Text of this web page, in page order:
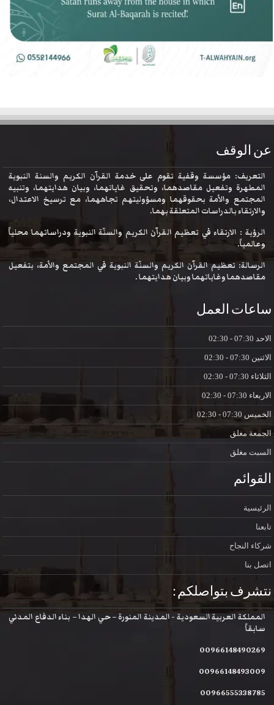
عن الوقف
التعريف: مؤسسة وقفية تقوم على خدمة القرآن الكريم والسنة النبوية
المطهرة وتفعيل مقاصدهما، وتحقيق غاياتهما، وبيان هدايتهما، وتنبيه
المجتمع والأمة بحقوقهما ومسؤوليتهم تجاههما، مع ترسيخ الاعتدال،
والارتقاء بالدراسات المتعلقة بهما.
الرؤية : الارتقاء في تعظيم القرآن الكريم والسنّة النبوية ودراساتهما محلياً
وعالمياً.
الرسالة: تعظيم القرآن الكريم والسنّة النبوية في المجتمع والأمة، بتفعيل
مقاصدهما وغاياتهما وبيان هدايتهما .
ساعات العمل
الاحد
الاثنين
الثلاثاء
الاربعاء
الخميس
الجمعة مغلق
السبت مغلق
القوائم
الرئيسية
تابعنا
شركاء النجاح
اتصل بنا
نتشرف بتواصلكم :
المملكة العربية السعودية - المدينة المنورة – حي الهدا – بناء الدفاع المدني
سابقاً
00966148490269
00966148493009
00966555338785